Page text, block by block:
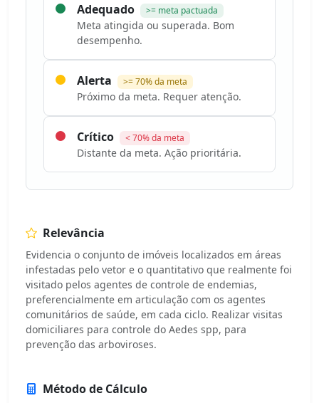
Adequado >= meta pactuada
Meta atingida ou superada. Bom
desempenho.
Alerta >= 70% da meta
Próximo da meta. Requer atenção.
Crítico < 70% da meta
Distante da meta. Ação prioritária.
Relevância
Evidencia o conjunto de imóveis localizados em áreas
infestadas pelo vetor e o quantitativo que realmente foi
visitado pelos agentes de controle de endemias,
preferencialmente em articulação com os agentes
comunitários de saúde, em cada ciclo. Realizar visitas
domiciliares para controle do Aedes spp, para
prevenção das arboviroses.
Método de Cálculo